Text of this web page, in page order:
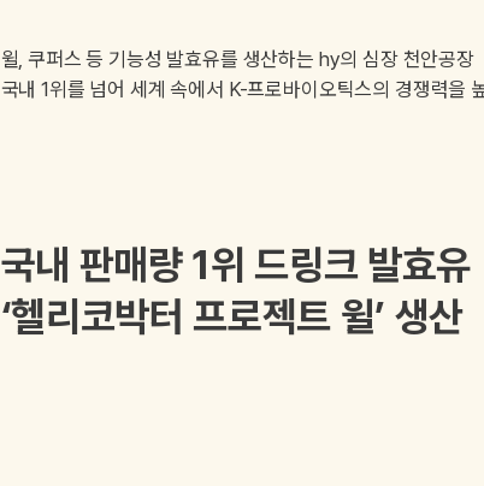
윌, 쿠퍼스 등 기능성 발효유를 생산하는 hy의 심장 천안공장
국내 1위를 넘어 세계 속에서 K-프로바이오틱스의 경쟁력을
국내 판매량 1위 드링크 발효유
‘헬리코박터 프로젝트 윌’ 생산